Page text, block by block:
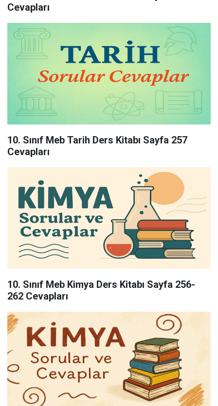
Cevapları
10. Sınıf Meb Tarih Ders Kitabı Sayfa 257
Cevapları
10. Sınıf Meb Kimya Ders Kitabı Sayfa 256-
262 Cevapları